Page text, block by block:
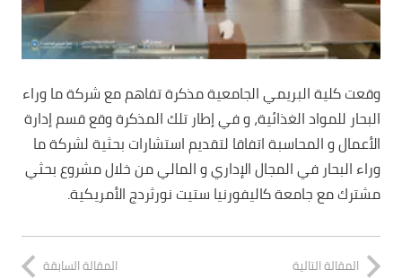
وقعت كلية البريمي الجامعية مذكرة تفاهم مع شركة ما وراء
البحار للمواد الغذائية، و في إطار تلك المذكرة وقع قسم إدارة
الأعمال و المحاسبة اتفاقا لتقديم استشارات بحثية لشركة ما
وراء البحار في المجال الإداري و المالي من خلال مشروع بحثي
مشترك مع جامعة كاليفورنيا ستيت نورثردج الأمريكية.
المقالة السابقة المقالة التالية